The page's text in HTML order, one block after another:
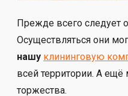
Прежде всего следует
Осуществляться они
нашу клининговую
всей территории. А
торжества.